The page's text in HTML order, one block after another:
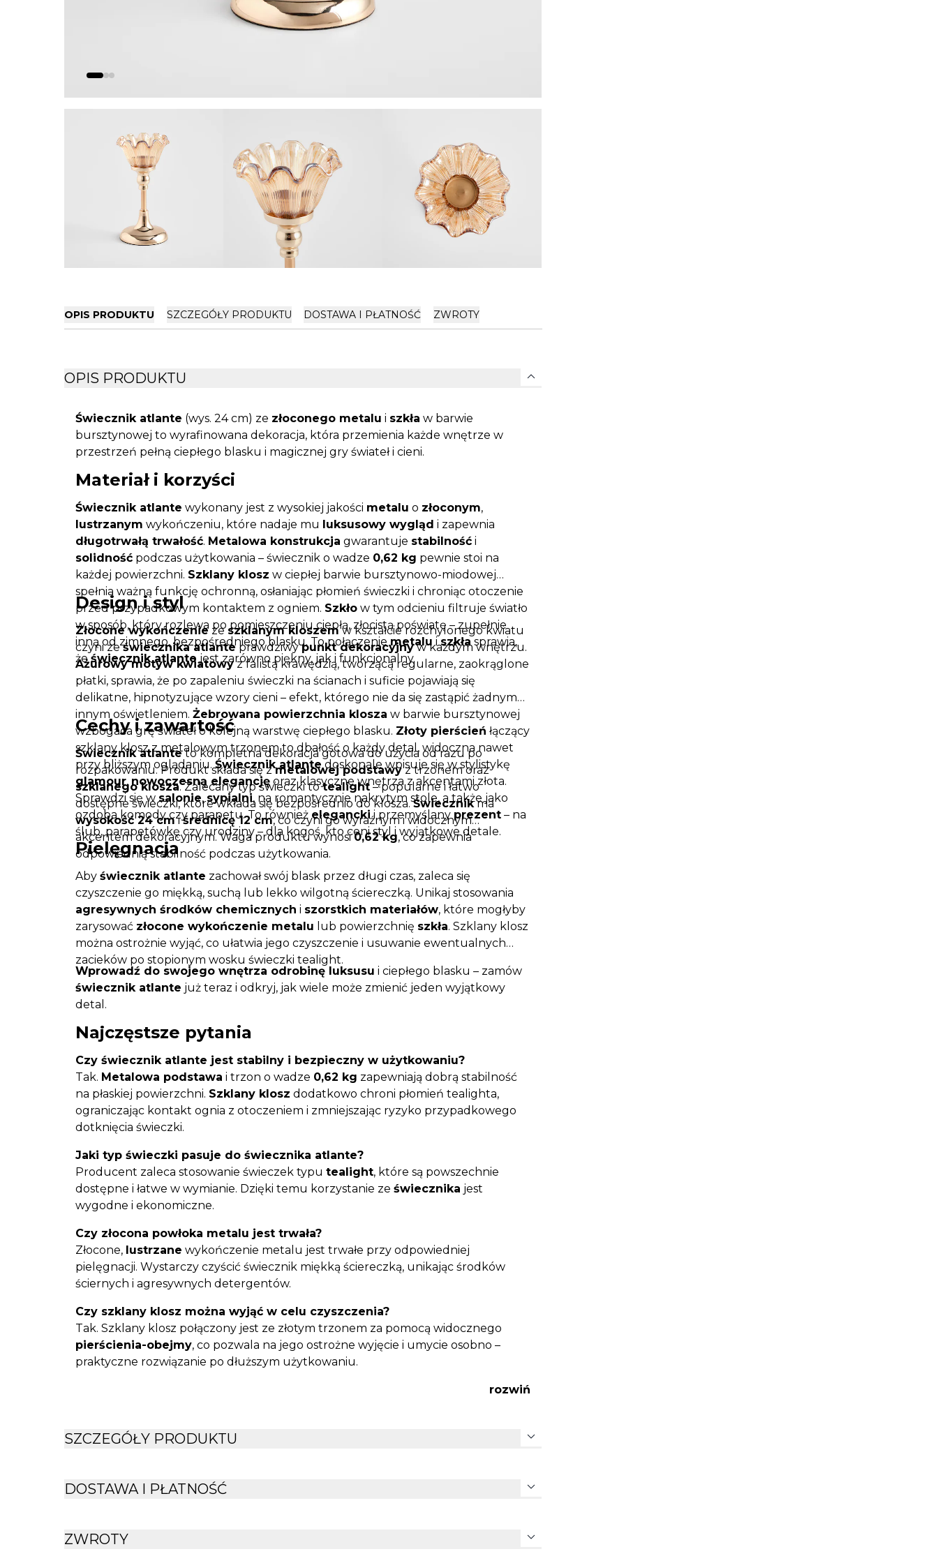
OPIS PRODUKTU SZCZEGÓŁY PRODUKTU DOSTAWA I PŁATNOŚĆ ZWROTY
OPIS PRODUKTU expand_more
Świecznik atlante (wys. 24 cm) ze złoconego metalu i szkła w barwie
bursztynowej to wyrafinowana dekoracja, która przemienia każde wnętrze w
przestrzeń pełną ciepłego blasku i magicznej gry świateł i cieni.
Materiał i korzyści
Świecznik atlante wykonany jest z wysokiej jakości metalu o złoconym,
lustrzanym wykończeniu, które nadaje mu luksusowy wygląd i zapewnia
długotrwałą trwałość. Metalowa konstrukcja gwarantuje stabilność i
solidność podczas użytkowania – świecznik o wadze 0,62 kg pewnie stoi na
każdej powierzchni. Szklany klosz w ciepłej barwie bursztynowo-miodowej
spełnia ważną funkcję ochronną, osłaniając płomień świeczki i chroniąc otoczenie
przed przypadkowym kontaktem z ogniem. Szkło w tym odcieniu filtruje światło
w sposób, który rozlewa po pomieszczeniu ciepłą, złocistą poświatę – zupełnie
inną od zimnego, bezpośredniego blasku. To połączeniemetaluiszkłasprawia,
żeświecznik atlantejest zarówno piękny, jak i funkcjonalny.
Design i styl
Złocone wykończenie zeszklanym kloszemw kształcie rozchylonego kwiatu
czyni zeświecznika atlante prawdziwypunkt dekoracyjnyw każdym wnętrzu.
Ażurowy motyw kwiatowyz falistą krawędzią, tworzącą regularne, zaokrąglone
płatki, sprawia, że po zapaleniu świeczki na ścianach i suficie pojawiają się
delikatne, hipnotyzujące wzory cieni – efekt, którego nie da się zastąpić żadnym
innym oświetleniem. Żebrowana powierzchnia klosza w barwie bursztynowej
wzbogaca grę świateł o kolejną warstwę ciepłego blasku. Złoty pierścień łączący
szklany klosz z metalowym trzonem to dbałość o każdy detal, widoczna nawet
przy bliższym oglądaniu.Świecznik atlantedoskonale wpisuje się w stylistykę
glamour, nowoczesną elegancję oraz klasyczne wnętrza z akcentami złota.
Sprawdzi się wsalonie,sypialni, na romantycznie nakrytym stole, a także jako
ozdoba komody czy parapetu. To również eleganckii przemyślanyprezent – na
ślub, parapetówkę czy urodziny – dla kogoś, kto ceni styl i wyjątkowe detale.
Cechy i zawartość
Świecznik atlanteto kompletna dekoracja gotowa do użycia od razu po
rozpakowaniu. Produkt składa się zmetalowej podstawyz trzonem oraz
szklanego klosza. Zalecany typ świeczki totealight – popularne i łatwo
dostępne świeczki, które wkłada się bezpośrednio do klosza.Świecznikma
wysokość 24 cmiśrednicę 12 cm, co czyni go wyraźnym i widocznym
akcentem dekoracyjnym. Waga produktu wynosi0,62 kg, co zapewnia
odpowiednią stabilność podczas użytkowania.
Pielęgnacja
Aby świecznik atlante zachował swój blask przez długi czas, zaleca się
czyszczenie go miękką, suchą lub lekko wilgotną ściereczką. Unikaj stosowania
agresywnych środków chemicznych i szorstkich materiałów, które mogłyby
zarysować złocone wykończenie metalu lub powierzchnię szkła. Szklany klosz
można ostrożnie wyjąć, co ułatwia jego czyszczenie i usuwanie ewentualnych
zacieków po stopionym wosku świeczki tealight.
Wprowadź do swojego wnętrza odrobinę luksusu i ciepłego blasku – zamów
świecznik atlante już teraz i odkryj, jak wiele może zmienić jeden wyjątkowy
detal.
Najczęstsze pytania
Czy świecznik atlante jest stabilny i bezpieczny w użytkowaniu?
Tak. Metalowa podstawa i trzon o wadze 0,62 kg zapewniają dobrą stabilność
na płaskiej powierzchni. Szklany klosz dodatkowo chroni płomień tealighta,
ograniczając kontakt ognia z otoczeniem i zmniejszając ryzyko przypadkowego
dotknięcia świeczki.
Jaki typ świeczki pasuje do świecznika atlante?
Producent zaleca stosowanie świeczek typu tealight, które są powszechnie
dostępne i łatwe w wymianie. Dzięki temu korzystanie ze świecznika jest
wygodne i ekonomiczne.
Czy złocona powłoka metalu jest trwała?
Złocone, lustrzane wykończenie metalu jest trwałe przy odpowiedniej
pielęgnacji. Wystarczy czyścić świecznik miękką ściereczką, unikając środków
ściernych i agresywnych detergentów.
Czy szklany klosz można wyjąć w celu czyszczenia?
Tak. Szklany klosz połączony jest ze złotym trzonem za pomocą widocznego
pierścienia-obejmy, co pozwala na jego ostrożne wyjęcie i umycie osobno –
praktyczne rozwiązanie po dłuższym użytkowaniu.
rozwiń
SZCZEGÓŁY PRODUKTU expand_more
DOSTAWA I PŁATNOŚĆ expand_more
ZWROTY expand_more